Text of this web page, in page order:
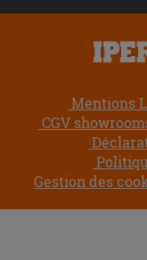
Mentions
CGV
Gestion des